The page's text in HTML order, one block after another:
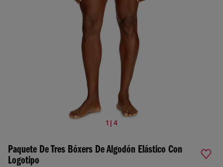
1 | 4
Paquete De Tres Bóxers De Algodón Elástico Con
Logotipo